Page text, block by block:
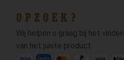
OPZOEK?
Wij helpen u graag bij het vinden
van het juiste product.